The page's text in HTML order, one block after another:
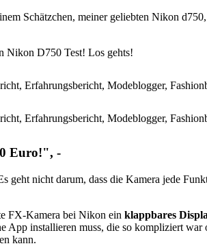
Schätzchen, meiner geliebten Nikon
Nikon D750 Test! Los gehts!
Euro!", -
geht nicht darum, dass die Kamera jede
FX-Kamera bei Nikon ein klappbares
App installieren muss, die so kompliziert
kann.